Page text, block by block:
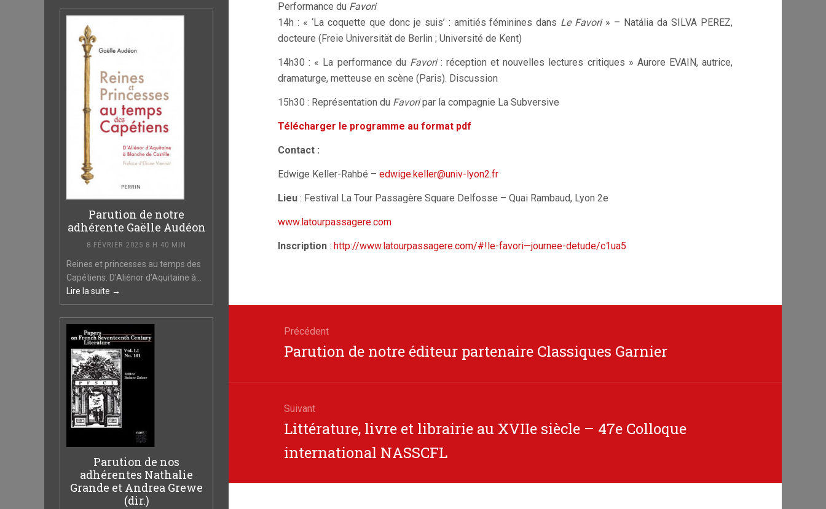
Parution de notre
adhérente Gaëlle Audéon
8 FÉVRIER 2025 8 H 40 MIN
Reines et princesses au temps des
Capétiens. D’Aliénor d’Aquitaine à...
Lire la suite →
Parution de nos
adhérentes Nathalie
Grande et Andrea Grewe
(dir.)
Performance du Favori
14h : « ‘La coquette que donc je suis’ : amitiés féminines dans Le Favori» – Natália da SILVA PEREZ,
docteure (Freie Universität de Berlin ; Université de Kent)
14h30 : « La performance du Favori: réception et nouvelles lectures critiques » Aurore EVAIN, autrice,
dramaturge, metteuse en scène (Paris). Discussion
15h30 : Représentation du Favoripar la compagnie La Subversive
Télécharger le programme au format pdf
Contact :
Edwige Keller-Rahbé – edwige.keller@univ-lyon2.fr
Lieu : Festival La Tour Passagère Square Delfosse – Quai Rambaud, Lyon 2e
www.latourpassagere.com
Inscription : http://www.latourpassagere.com/#!le-favori—journee-detude/c1ua5
l’article
Précédent
Article
Parution de notre éditeur partenaire Classiques Garnier
Suivant
Article
:
Littérature, livre et librairie au XVIIe siècle – 47e Colloque
international NASSCFL